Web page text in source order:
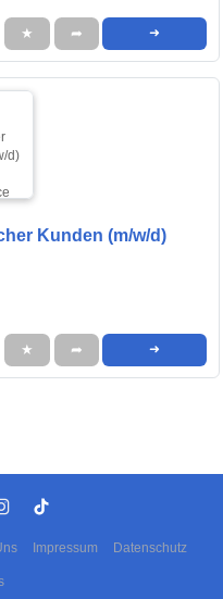
★ ➦ ➜
Kunden (m/w/d)
★ ➦ ➜
Impressum Datenschutz